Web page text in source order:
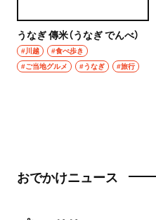
うなぎ 傳米（うなぎ でんべ）
#川越
#食べ歩き
#ご当地グルメ
#うなぎ #旅行
おでかけニュース